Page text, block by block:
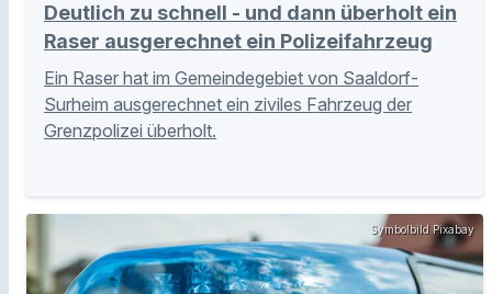
Deutlich zu schnell - und dann überholt ein
Raser ausgerechnet ein Polizeifahrzeug
Ein Raser hat im Gemeindegebiet von Saaldorf-
Surheim ausgerechnet ein ziviles Fahrzeug der
Grenzpolizei überholt.
Symbolbild Pixabay